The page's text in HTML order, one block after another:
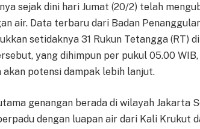
sejak dini hari Jumat (20/2) telah
air. Data terbaru dari Badan
setidaknya 31 Rukun Tetangga (RT)
yang dihimpun per pukul 05.00
akan potensi dampak lebih lanjut.
genangan berada di wilayah Jakarta
dengan luapan air dari Kali Krukut